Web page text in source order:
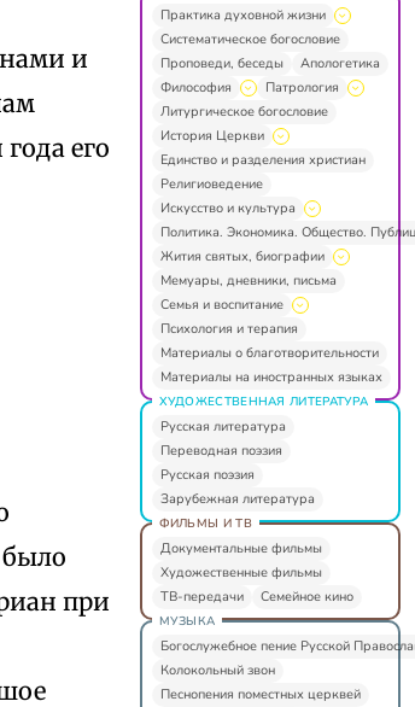
и
его
было
при
Практика духовной жизни
Систематическое богословие
Проповеди, беседы
Апологетика
Философия
Патрология
Литургическое богословие
История Церкви
Единство и разделения христиан
Религиоведение
Искусство и культура
Политика. Экономика. Общество.
Жития святых, биографии
Мемуары, дневники, письма
Семья и воспитание
Психология и терапия
Материалы о благотворительности
Материалы на иностранных языках
ХУДОЖЕСТВЕННАЯ ЛИТЕРАТУРА
Русская литература
Переводная поэзия
Русская поэзия
Зарубежная литература
ФИЛЬМЫ И ТВ
Документальные фильмы
Художественные фильмы
ТВ-передачи
Семейное кино
МУЗЫКА
Богослужебное пение Русской
Колокольный звон
Песнопения поместных церквей